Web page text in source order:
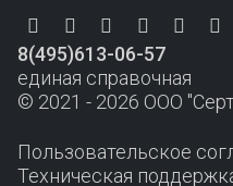
8(495)613-06-57
единая справочная
© 2021 - 2026 ООО
Пользовательское
Техническая